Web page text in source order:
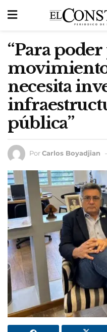
“Para
necesita
pública”
PorCarlos Boyadjian